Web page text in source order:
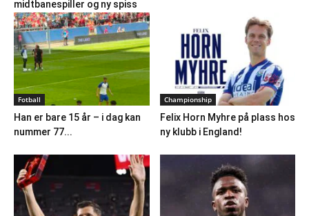
midtbanespiller og ny spiss
Fotball
Han er bare 15 år – i dag kan
nummer 77...
Championship
Felix Horn Myhre på plass hos
ny klubb i England!